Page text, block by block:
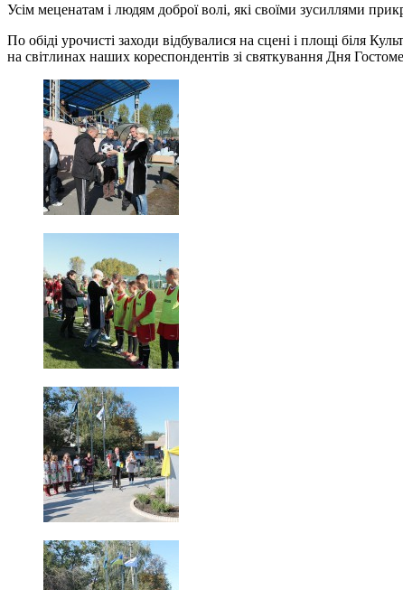
Усім меценатам і людям доброї волі, які своїми зусиллями
По обіді урочисті заходи відбувалися на сцені і площі біля
на світлинах наших кореспондентів зі святкування Дня